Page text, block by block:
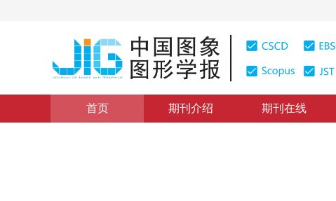
首页 期刊介绍 期刊在线